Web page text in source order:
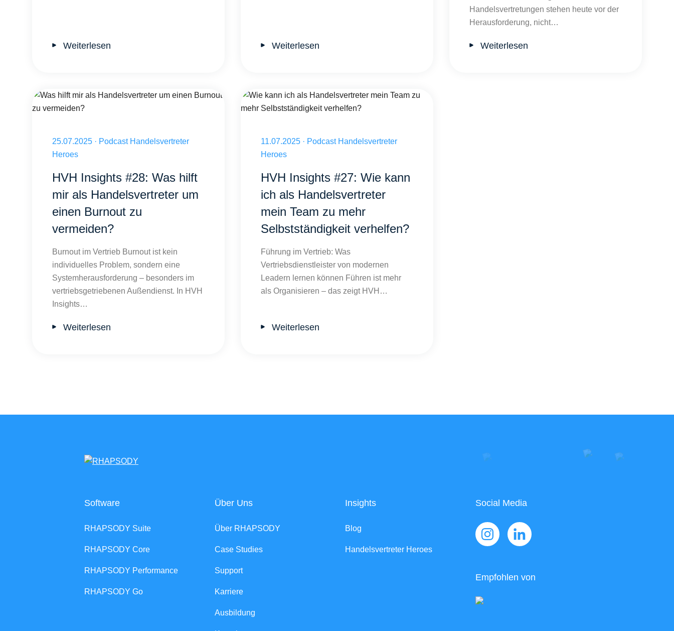
Weiterlesen Weiterlesen
Handelsvertretungen stehen heute vor der
Herausforderung, nicht…
Weiterlesen
Veröffentlicht am 25.07.2025
25.07.2025 · Podcast Handelsvertreter
Heroes
HVH Insights #28: Was hilft
mir als Handelsvertreter um
einen Burnout zu
vermeiden?
Burnout im Vertrieb Burnout ist kein
individuelles Problem, sondern eine
Systemherausforderung – besonders im
vertriebsgetriebenen Außendienst. In HVH
Insights…
Weiterlesen
Veröffentlicht am 11.07.2025
11.07.2025 · Podcast Handelsvertreter
Heroes
HVH Insights #27: Wie kann
ich als Handelsvertreter
mein Team zu mehr
Selbstständigkeit verhelfen?
Führung im Vertrieb: Was
Vertriebsdienstleister von modernen
Leadern lernen können Führen ist mehr
als Organisieren – das zeigt HVH…
Weiterlesen
Software
RHAPSODY Suite
RHAPSODY Core
RHAPSODY Performance
RHAPSODY Go
Über Uns
Über RHAPSODY
Case Studies
Support
Karriere
Ausbildung
Insights
Blog
Handelsvertreter Heroes
Social Media
Empfohlen von